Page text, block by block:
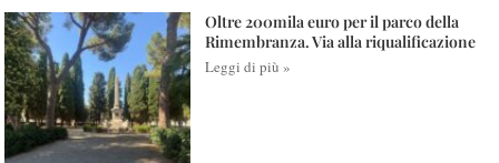
Oltre 200mila euro per il parco della
Rimembranza. Via alla riqualificazione
Leggi di più »